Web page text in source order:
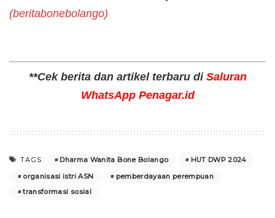
(beritabonebolango)
**Cek berita dan artikel terbaru di Saluran
WhatsApp Penagar.id
TAGS: Dharma Wanita Bone Bolango
HUT DWP 2024
organisasi istri ASN
pemberdayaan perempuan
transformasi sosial